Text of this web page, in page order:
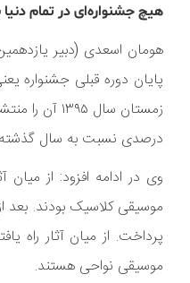
هیچ جشنواره‌ای در تمام دنیا
هومان اسعدی (دبیر
پایان دوره قبلی جشنواره
درصدی نسبت به سال گذشته
موسیقی نواحی هستند.